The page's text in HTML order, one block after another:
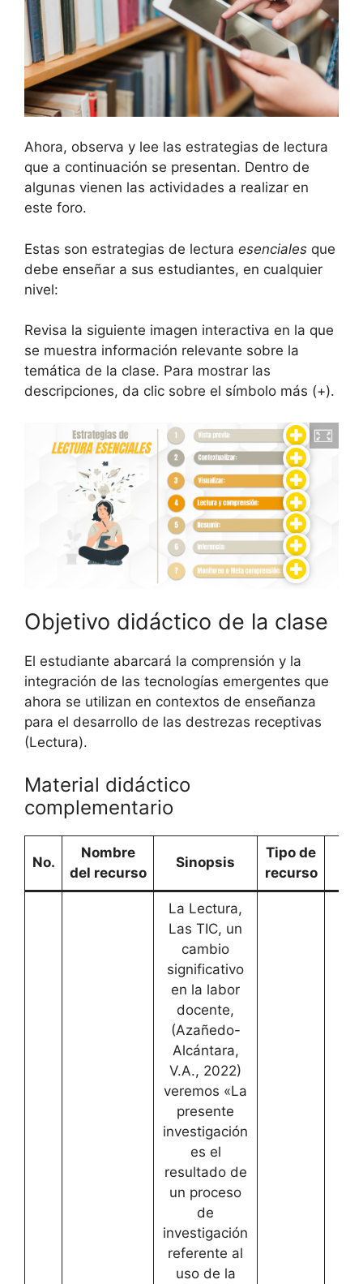
Ahora, observa y lee las estrategias de lectura
que a continuación se presentan. Dentro de
algunas vienen las actividades a realizar en
este foro.
Estas son estrategias de lectura esenciales que
debe enseñar a sus estudiantes, en cualquier
nivel:
Revisa la siguiente imagen interactiva en la que
se muestra información relevante sobre la
temática de la clase. Para mostrar las
descripciones, da clic sobre el símbolo más (+).
Objetivo didáctico de la clase
El estudiante abarcará la comprensión y la
integración de las tecnologías emergentes que
ahora se utilizan en contextos de enseñanza
para el desarrollo de las destrezas receptivas
(Lectura).
Material didáctico
complementario
No.
Nombre
del recurso
Sinopsis
Tipo de
recurso
La Lectura,
Las TIC, un
cambio
significativo
en la labor
docente,
(Azañedo-
Alcántara,
V.A., 2022)
veremos «La
presente
investigación
es el
resultado de
un proceso
de
investigación
referente al
uso de la